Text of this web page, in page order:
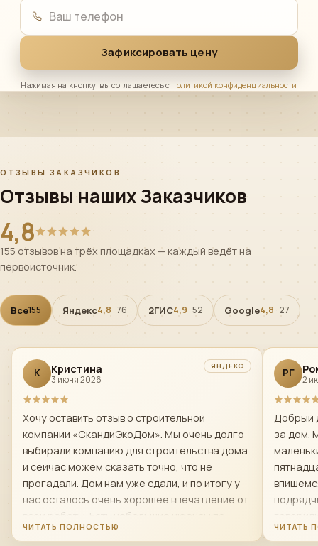
Ваш телефон
Зафиксировать цену
Нажимая на кнопку, вы соглашаетесь с политикой конфиденциальности
ОТЗЫВЫ ЗАКАЗЧИКОВ
Отзывы наших Заказчиков
4,8
155 отзывов на трёх площадках — каждый ведёт на
первоисточник.
Все155 Яндекс4,8 · 76 2ГИС4,9 · 52 Google4,8 · 27
К Кристина
3 июня 2026
ЯНДЕКС
Хочу оставить отзыв о строительной
компании «СкандиЭкоДом». Мы очень долго
выбирали компанию для строительства дома
и сейчас можем сказать точно, что не
прогадали. Дом нам уже сдали, и по итогу у
нас осталось очень хорошее впечатление от
всей работы. Есть небольшие нюансы по
поводу первой бригады строителей- мы
РГ 2
Добрый
за дом.